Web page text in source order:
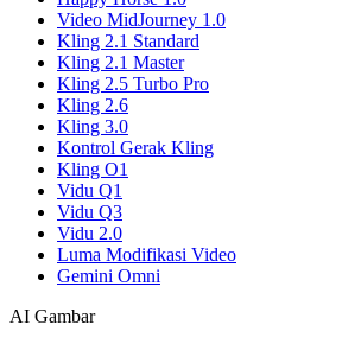
Video MidJourney 1.0
Kling 2.1 Standard
Kling 2.1 Master
Kling 2.5 Turbo Pro
Kling 2.6
Kling 3.0
Kontrol Gerak Kling
Kling O1
Vidu Q1
Vidu Q3
Vidu 2.0
Luma Modifikasi Video
Gemini Omni
AI Gambar